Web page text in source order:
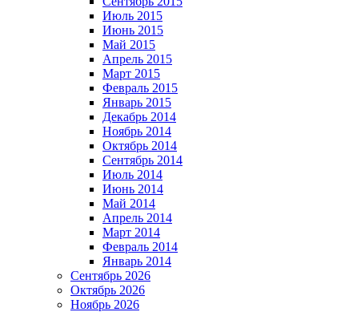
Июль 2015
Июнь 2015
Май 2015
Апрель 2015
Март 2015
Февраль 2015
Январь 2015
Декабрь 2014
Ноябрь 2014
Октябрь 2014
Сентябрь 2014
Июль 2014
Июнь 2014
Май 2014
Апрель 2014
Март 2014
Февраль 2014
Январь 2014
Сентябрь 2026
Октябрь 2026
Ноябрь 2026